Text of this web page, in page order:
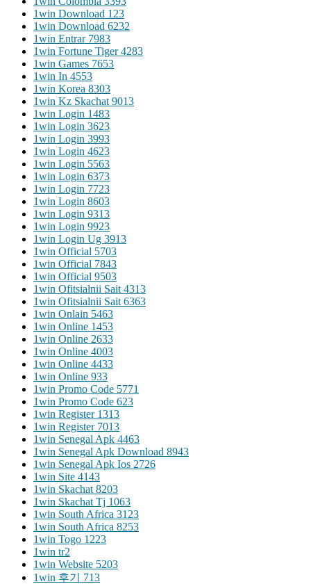
1win Download 123
1win Download 6232
1win Entrar 7983
1win Fortune Tiger 4283
1win Games 7653
1win In 4553
1win Korea 8303
1win Kz Skachat 9013
1win Login 1483
1win Login 3623
1win Login 3993
1win Login 4623
1win Login 5563
1win Login 6373
1win Login 7723
1win Login 8603
1win Login 9313
1win Login 9923
1win Login Ug 3913
1win Official 5703
1win Official 7843
1win Official 9503
1win Ofitsialnii Sait 4313
1win Ofitsialnii Sait 6363
1win Onlain 5463
1win Online 1453
1win Online 2633
1win Online 4003
1win Online 4433
1win Online 933
1win Promo Code 5771
1win Promo Code 623
1win Register 1313
1win Register 7013
1win Senegal Apk 4463
1win Senegal Apk Download 8943
1win Senegal Apk Ios 2726
1win Site 4143
1win Skachat 8203
1win Skachat Tj 1063
1win South Africa 3123
1win South Africa 8253
1win Togo 1223
1win tr2
1win Website 5203
1win 후기 713